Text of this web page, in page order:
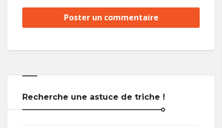
Recherche une astuce de triche !